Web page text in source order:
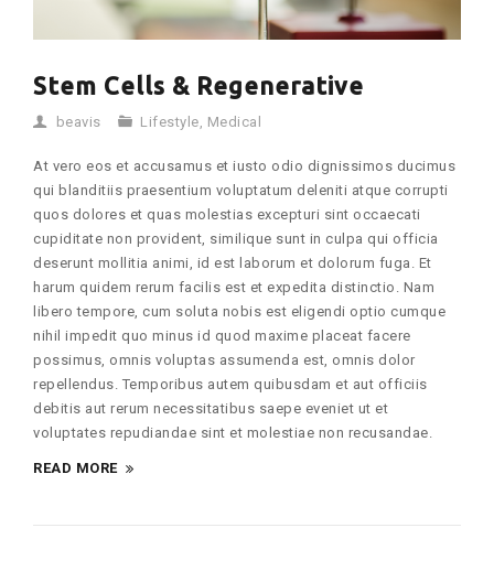
Stem Cells & Regenerative
beavis Lifestyle Medical
At vero eos et accusamus et iusto odio dignissimos ducimus
qui blanditiis praesentium voluptatum deleniti atque corrupti
quos dolores et quas molestias excepturi sint occaecati
cupiditate non provident, similique sunt in culpa qui officia
deserunt mollitia animi, id est laborum et dolorum fuga. Et
harum quidem rerum facilis est et expedita distinctio. Nam
libero tempore, cum soluta nobis est eligendi optio cumque
nihil impedit quo minus id quod maxime placeat facere
possimus, omnis voluptas assumenda est, omnis dolor
repellendus. Temporibus autem quibusdam et aut officiis
debitis aut rerum necessitatibus saepe eveniet ut et
voluptates repudiandae sint et molestiae non recusandae.
READ MORE